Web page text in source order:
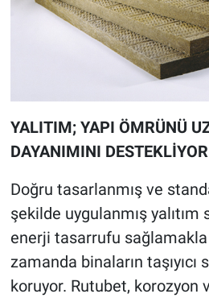
YALITIM; YAPI ÖMRÜNÜ
DAYANIMINI DESTEKLİYOR
Doğru tasarlanmış ve
şekilde uygulanmış yalıtım
enerji tasarrufu sağlamakla
zamanda binaların
koruyor. Rutubet, korozyon